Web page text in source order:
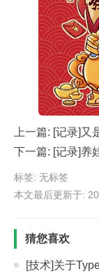
上一篇: [记录]又
下一篇: [记录]养
标签: 无标签
本文最后更新于:
猜您喜欢
[技术]关于